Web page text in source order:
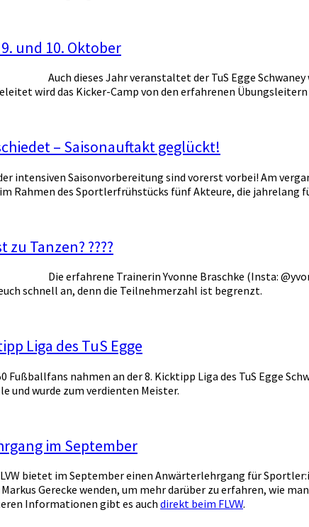
und 10. Oktober
Auch dieses Jahr veranstaltet der TuS Egge
wird das Kicker-Camp von den erfahrenen
– Saisonauftakt geglückt!
intensiven Saisonvorbereitung sind vorerst vorbei! Am
Rahmen des Sportlerfrühstücks fünf Akteure, die jahrelang
Tanzen? ????
Die erfahrene Trainerin Yvonne Braschke (Insta:
schnell an, denn die Teilnehmerzahl ist begrenzt.
Liga des TuS Egge
Fußballfans nahmen an der 8. Kicktipp Liga des TuS Egge
und wurde zum verdienten Meister.
im September
bietet im September einen Anwärterlehrgang für
Gerecke wenden, um mehr darüber zu erfahren, wie
Informationen gibt es auch direkt beim FLVW.